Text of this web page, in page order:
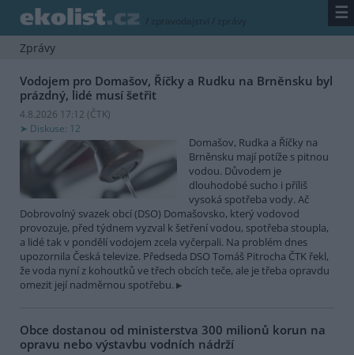
/ zpravodajství / zprávy ☰
Zprávy
Vodojem pro Domašov, Říčky a Rudku na Brněnsku byl
prázdný, lidé musí šetřit
4.8.2026 17:12 (ČTK)
Diskuse: 12
Domašov, Rudka a Říčky na
Brněnsku mají potíže s pitnou
vodou. Důvodem je
dlouhodobé sucho i příliš
vysoká spotřeba vody. Ač
Dobrovolný svazek obcí (DSO) Domašovsko, který vodovod
provozuje, před týdnem vyzval k šetření vodou, spotřeba stoupla,
a lidé tak v pondělí vodojem zcela vyčerpali. Na problém dnes
upozornila Česká televize. Předseda DSO Tomáš Pitrocha ČTK řekl,
že voda nyní z kohoutků ve třech obcích teče, ale je třeba opravdu
omezit její nadměrnou spotřebu.
Obce dostanou od ministerstva 300 milionů korun na
opravu nebo výstavbu vodních nádrží